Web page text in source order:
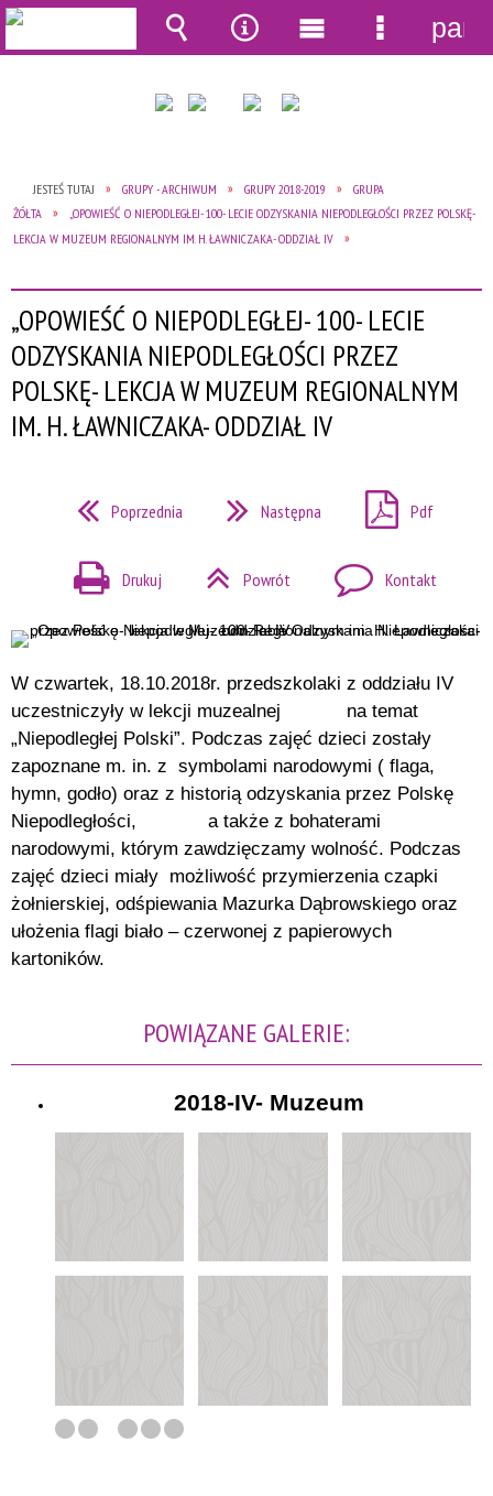
JESTEŚ TUTAJ GRUPY - ARCHIWUM GRUPY 2018-2019
GRUPA
ŻÓŁTA
„OPOWIEŚĆ O NIEPODLEGŁEJ- 100- LECIE ODZYSKANIA NIEPODLEGŁOŚCI PRZEZ POLSKĘ-
LEKCJA W MUZEUM REGIONALNYM IM. H. ŁAWNICZAKA- ODDZIAŁ IV
„OPOWIEŚĆ O NIEPODLEGŁEJ- 100- LECIE
ODZYSKANIA NIEPODLEGŁOŚCI PRZEZ
POLSKĘ- LEKCJA W MUZEUM REGIONALNYM
IM. H. ŁAWNICZAKA- ODDZIAŁ IV
Poprzednia Następna Pdf
Drukuj Powrót Kontakt
W czwartek, 18.10.2018r. przedszkolaki z oddziału IV
uczestniczyły w lekcji muzealnej na temat
„Niepodległej Polski”. Podczas zajęć dzieci zostały
zapoznane m. in. z symbolami narodowymi ( flaga,
hymn, godło) oraz z historią odzyskania przez Polskę
Niepodległości, a także z bohaterami
narodowymi, którym zawdzięczamy wolność. Podczas
zajęć dzieci miały możliwość przymierzenia czapki
żołnierskiej, odśpiewania Mazurka Dąbrowskiego oraz
ułożenia flagi biało – czerwonej z papierowych
kartoników.
POWIĄZANE GALERIE:
2018-IV- Muzeum
Wyszukiwarka
Narzędzia
Menu
główne
Menu